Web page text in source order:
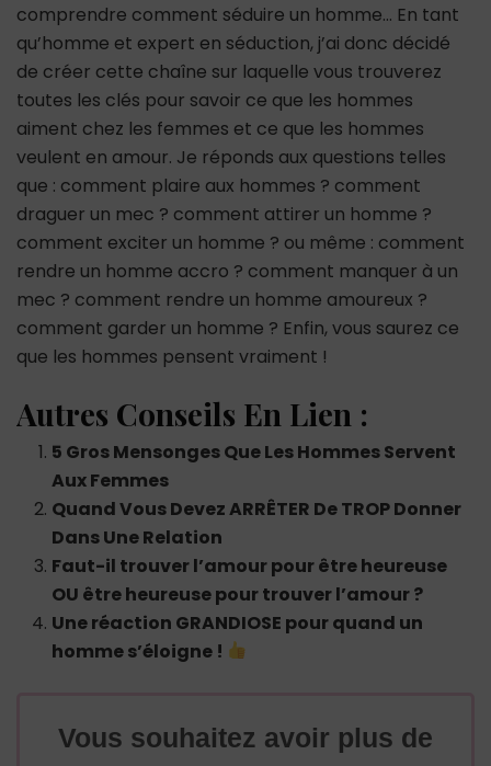
comprendre comment séduire un homme… En tant
qu’homme et expert en séduction, j’ai donc décidé
de créer cette chaîne sur laquelle vous trouverez
toutes les clés pour savoir ce que les hommes
aiment chez les femmes et ce que les hommes
veulent en amour. Je réponds aux questions telles
que : comment plaire aux hommes ? comment
draguer un mec ? comment attirer un homme ?
comment exciter un homme ? ou même : comment
rendre un homme accro ? comment manquer à un
mec ? comment rendre un homme amoureux ?
comment garder un homme ? Enfin, vous saurez ce
que les hommes pensent vraiment !
Autres Conseils En Lien :
5 Gros Mensonges Que Les Hommes Servent
Aux Femmes
Quand Vous Devez ARRÊTER De TROP Donner
Dans Une Relation
Faut-il trouver l’amour pour être heureuse
OU être heureuse pour trouver l’amour ?
Une réaction GRANDIOSE pour quand un
homme s’éloigne !
Vous souhaitez avoir plus de